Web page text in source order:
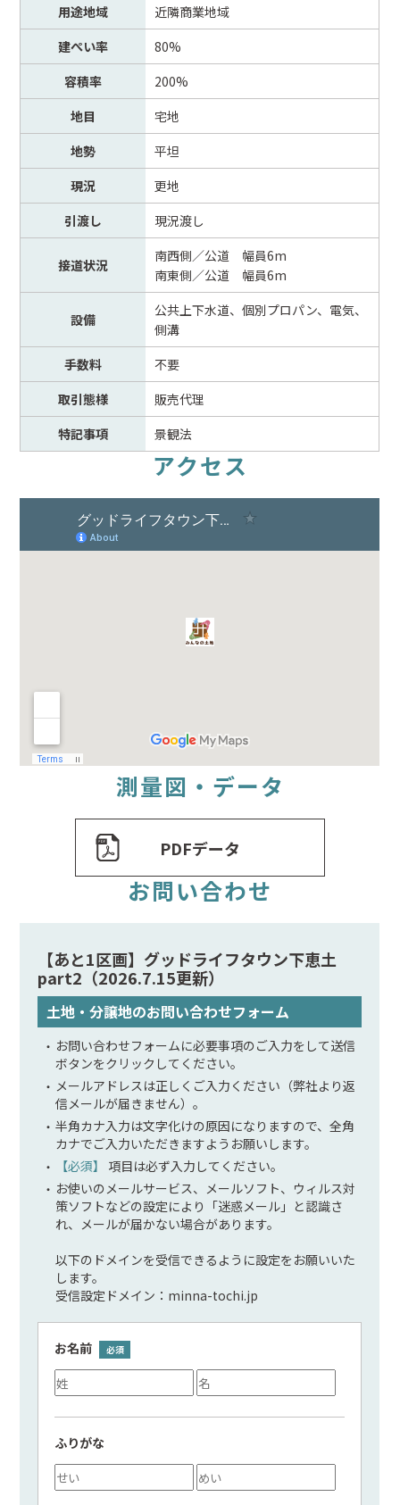
用途地域
近隣商業地域
建ぺい率
80%
容積率
200%
地目
宅地
地勢
平坦
現況
更地
引渡し
現況渡し
接道状況
南西側／公道 幅員6m
南東側／公道 幅員6m
設備
公共上下水道、個別プロパン、電気、
側溝
手数料
不要
取引態様
販売代理
特記事項
景観法
アクセス
測量図・データ
PDFデータ
お問い合わせ
【あと1区画】グッドライフタウン下恵土
part2（2026.7.15更新）
土地・分譲地のお問い合わせフォーム
お問い合わせフォームに必要事項のご入力をして送信
ボタンをクリックしてください。
メールアドレスは正しくご入力ください（弊社より返
信メールが届きません）。
半角カナ入力は文字化けの原因になりますので、全角
カナでご入力いただきますようお願いします。
【必須】
項目は必ず入力してください。
お使いのメールサービス、メールソフト、ウィルス対
策ソフトなどの設定により「迷惑メール」と認識さ
れ、メールが届かない場合があります。
以下のドメインを受信できるように設定をお願いいた
します。
受信設定ドメイン：minna-tochi.jp
お名前
ふりがな